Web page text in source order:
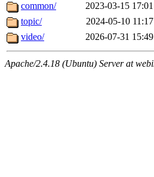
common/
2023-03-15 17:01
topic/
2024-05-10 11:17
video/
2026-07-31 15:49
Apache/2.4.18 (Ubuntu) Server at